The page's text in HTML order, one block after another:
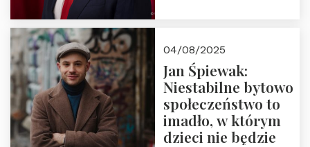
Nawrockiego
04/08/2025
Jan Śpiewak:
Niestabilne bytowo
społeczeństwo to
imadło, w którym
dzieci nie będzie